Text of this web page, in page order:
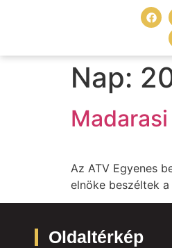
Nap:
Az ATV Egyenes
elnöke beszéltek
Oldaltérkép